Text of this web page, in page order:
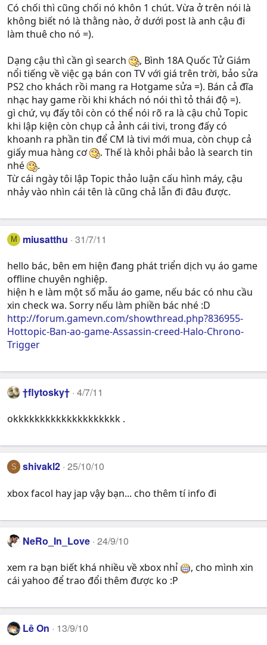
Có chối thì cũng chối nó khôn 1 chút. Vừa ở trên nói là
không biết nó là thằng nào, ở dưới post là anh cậu đi
làm thuê cho nó =).
Dạng cậu thì cần gì search
, Bình 18A Quốc Tử Giám
nổi tiếng về việc gạ bán con TV với giá trên trời, bảo sửa
PS2 cho khách rồi mang ra Hotgame sửa =). Bán cả đĩa
nhạc hay game rồi khi khách nó nói thì tỏ thái độ =).
gì chứ, vụ đấy tôi còn có thể nói rõ ra là cậu chủ Topic
khi lập kiện còn chụp cả ảnh cái tivi, trong đấy có
khoanh ra phần tin để CM là tivi mới mua, còn chụp cả
giấy mua hàng cơ
. Thế là khỏi phải bảo là search tin
nhé
.
Từ cái ngày tôi lập Topic thảo luận cấu hình máy, cậu
nhảy vào nhìn cái tên là cũng chả lẫn đi đâu được.
M miusatthu 31/7/11
hello bác, bên em hiện đang phát triển dịch vụ áo game
offline chuyên nghiệp.
hiện h e làm một số mẫu áo game, nếu bác có nhu cầu
xin check wa. Sorry nếu làm phiền bác nhé :D
http://forum.gamevn.com/showthread.php?836955-
Hottopic-Ban-ao-game-Assassin-creed-Halo-Chrono-
Trigger
†flytosky† 4/7/11
okkkkkkkkkkkkkkkkkkkk .
S shivakl2 25/10/10
xbox facol hay jap vậy bạn... cho thêm tí info đi
NeRo_In_Love 24/9/10
xem ra bạn biết khá nhiều về xbox nhỉ
, cho mình xin
cái yahoo để trao đổi thêm được ko :P
Lê On 13/9/10